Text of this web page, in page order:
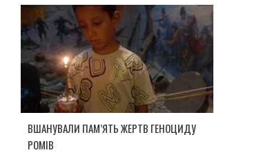
ВШАНУВАЛИ ПАМ’ЯТЬ ЖЕРТВ ГЕНОЦИДУ
РОМІВ